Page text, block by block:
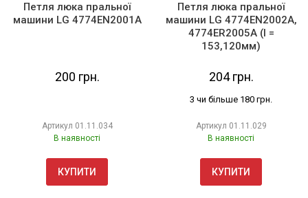
Петля люка пральної
машини LG 4774EN2001A
200 грн.
Артикул 01.11.034
В наявності
КУПИТИ
Петля люка пральної
машини LG 4774EN2002A,
4774ER2005A (l =
153,120мм)
204 грн.
3 чи більше 180 грн.
Артикул 01.11.029
В наявності
КУПИТИ